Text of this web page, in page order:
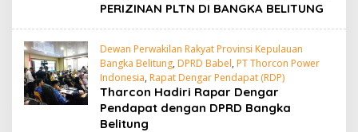
PERIZINAN PLTN DI BANGKA BELITUNG
Dewan Perwakilan Rakyat Provinsi Kepulauan
Bangka Belitung, DPRD Babel, PT Thorcon Power
Indonesia, Rapat Dengar Pendapat (RDP)
Tharcon Hadiri Rapar Dengar
Pendapat dengan DPRD Bangka
Belitung